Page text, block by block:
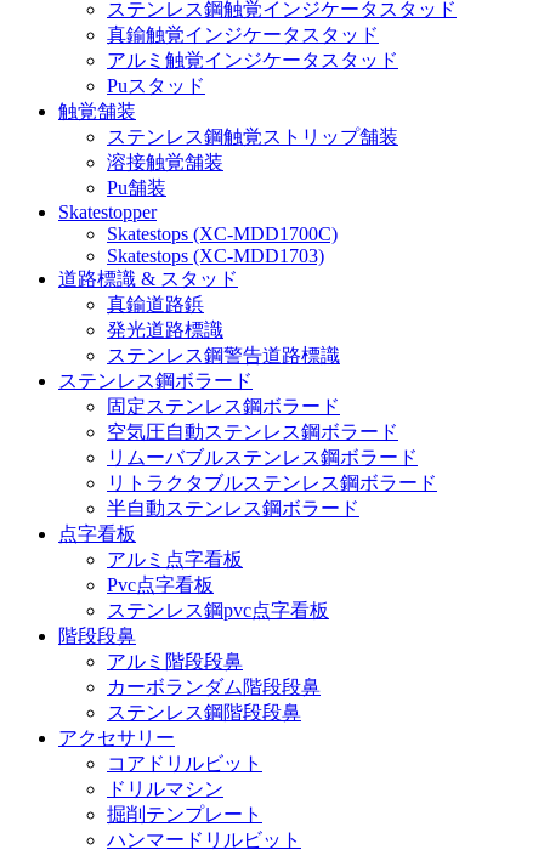
ステンレス鋼触覚インジケータスタッド
真鍮触覚インジケータスタッド
アルミ触覚インジケータスタッド
Puスタッド
触覚舗装
ステンレス鋼触覚ストリップ舗装
溶接触覚舗装
Pu舗装
Skatestopper
Skatestops (XC-MDD1700C)
Skatestops (XC-MDD1703)
道路標識 & スタッド
真鍮道路鋲
発光道路標識
ステンレス鋼警告道路標識
ステンレス鋼ボラード
固定ステンレス鋼ボラード
空気圧自動ステンレス鋼ボラード
リムーバブルステンレス鋼ボラード
リトラクタブルステンレス鋼ボラード
半自動ステンレス鋼ボラード
点字看板
アルミ点字看板
Pvc点字看板
ステンレス鋼pvc点字看板
階段段鼻
アルミ階段段鼻
カーボランダム階段段鼻
ステンレス鋼階段段鼻
アクセサリー
コアドリルビット
ドリルマシン
掘削テンプレート
ハンマードリルビット